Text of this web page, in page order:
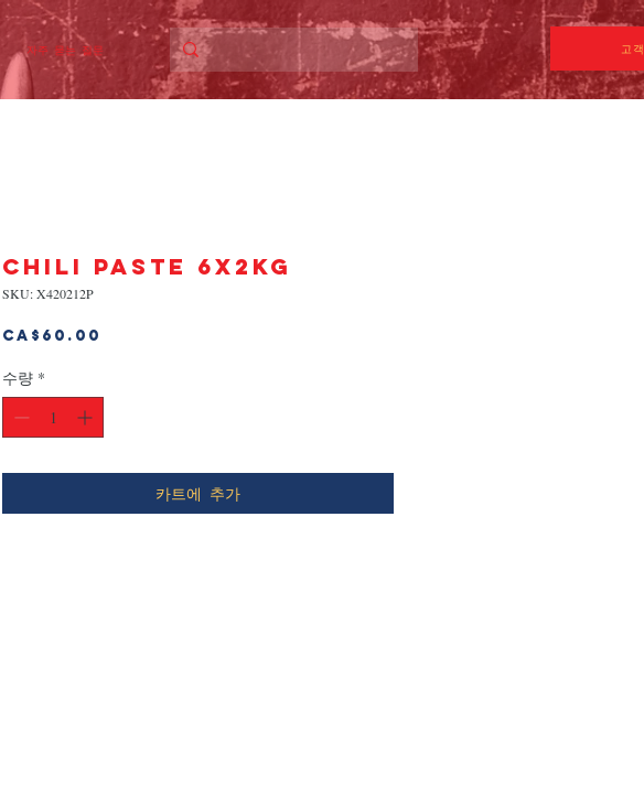
자주 묻는 질문 고
CHILI PASTE 6X2kg
SKU: X420212P
CA$60.00
수량 *
카트에 추가